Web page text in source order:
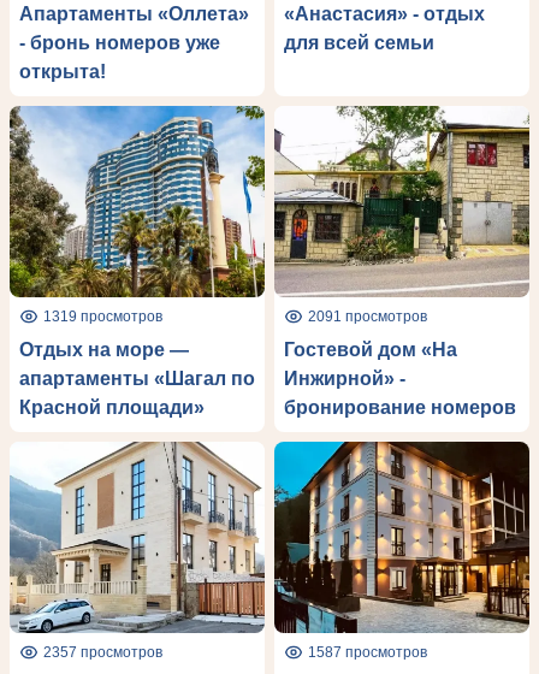
Апартаменты «Оллета»
- бронь номеров уже
открыта!
«Анастасия» - отдых
для всей семьи
1319 просмотров
Отдых на море —
апартаменты «Шагал по
Красной площади»
2091 просмотров
Гостевой дом «На
Инжирной» -
бронирование номеров
2357 просмотров 1587 просмотров